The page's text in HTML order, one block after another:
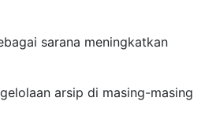
sarana meningkatkan
arsip di masing-masing